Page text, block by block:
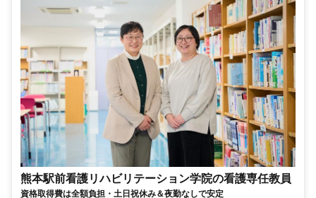
熊本駅前看護リハビリテーション学院の看護専任教員
資格取得費は全額負担・土日祝休み＆夜勤なしで安定